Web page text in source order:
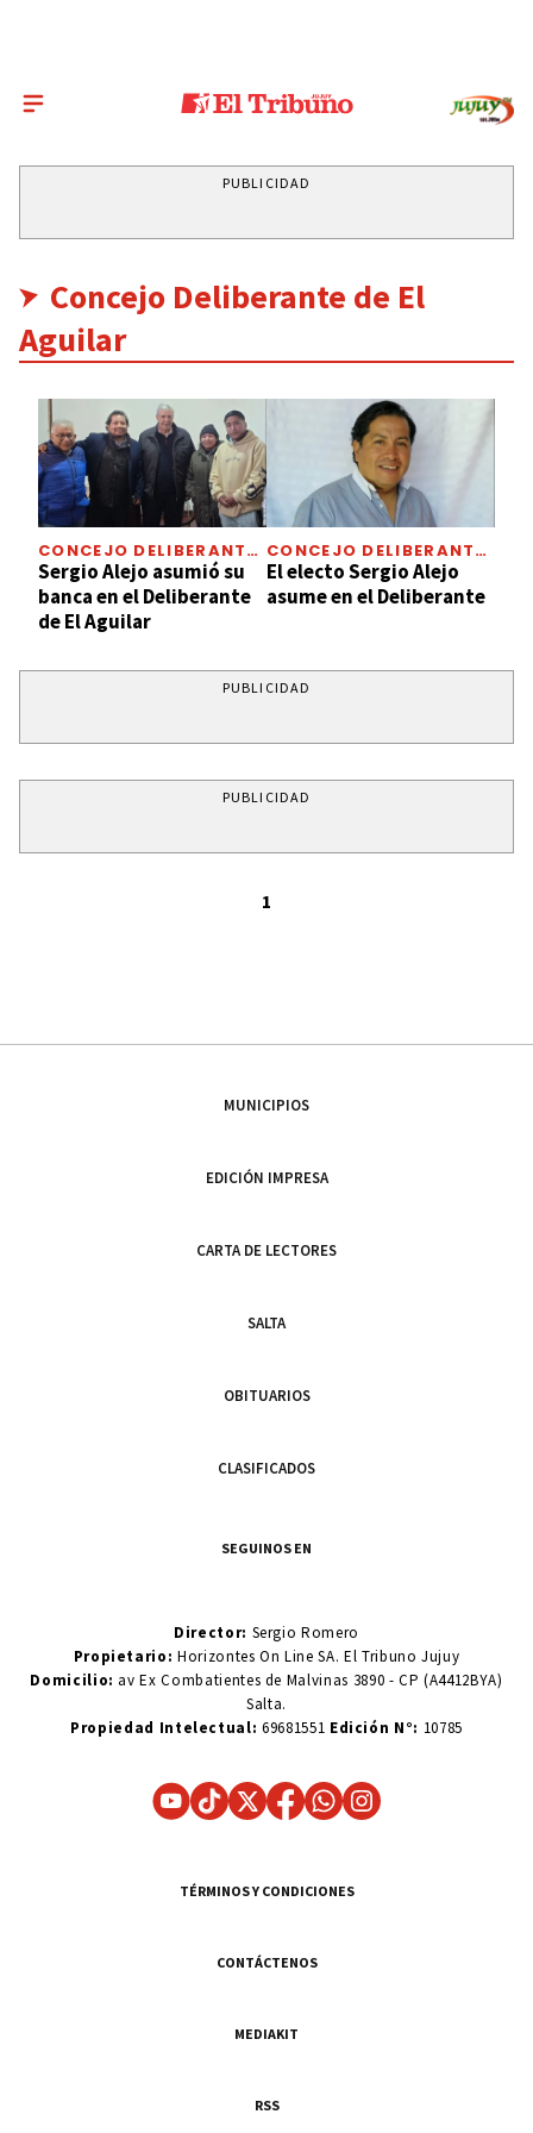
PUBLICIDAD
Concejo Deliberante de El
Aguilar
CONCEJO DELIBERANTE
DE EL AGUILAR
Sergio Alejo asumió su
banca en el Deliberante
de El Aguilar
CONCEJO DELIBERANTE
DE EL AGUILAR
El electo Sergio Alejo
asume en el Deliberante
PUBLICIDAD
PUBLICIDAD
1
MUNICIPIOS
EDICIÓN IMPRESA
CARTA DE LECTORES
SALTA
OBITUARIOS
CLASIFICADOS
SEGUINOS EN
Director: Sergio Romero
Propietario:Horizontes On Line SA. El Tribuno Jujuy
Domicilio: av Ex Combatientes de Malvinas 3890 - CP (A4412BYA)
Salta.
Propiedad Intelectual: 69681551 Edición N°: 10785
TÉRMINOS Y CONDICIONES
CONTÁCTENOS
MEDIAKIT
RSS